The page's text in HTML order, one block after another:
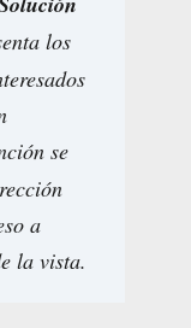
los
se
a
la vista.